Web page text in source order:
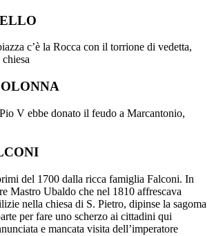
c’è la Rocca con il torrione di vedetta,
V ebbe donato il feudo a Marcantonio,
del 1700 dalla ricca famiglia Falconi. In
Mastro Ubaldo che nel 1810 affrescava
nella chiesa di S. Pietro, dipinse la sagoma
per fare uno scherzo ai cittadini qui
e mancata visita dell’imperatore